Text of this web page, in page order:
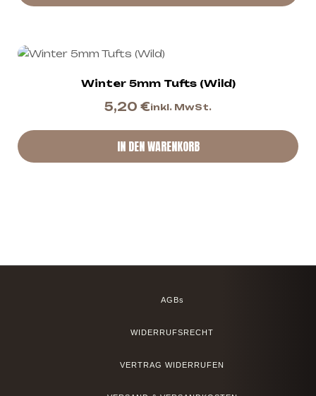
Winter 5mm Tufts (Wild)
5,20 €inkl. MwSt.
IN DEN WARENKORB
AGBs
WIDERRUFSRECHT
VERTRAG WIDERRUFEN